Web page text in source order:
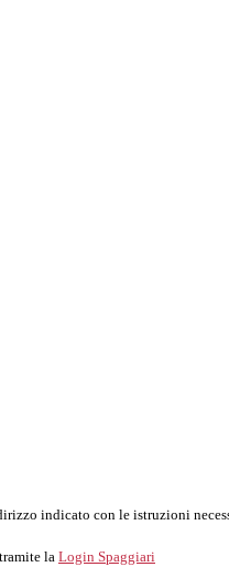
indicato con le istruzioni
la Login Spaggiari